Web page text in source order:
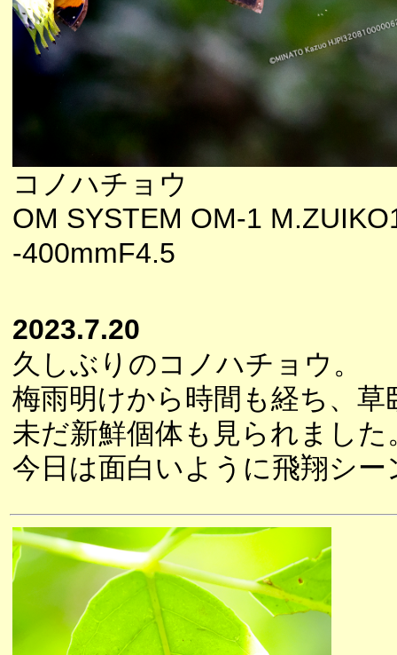
コノハチョウ
OM SYSTEM OM-1
-400mmF4.5
2023.7.20
久しぶりのコノハチョウ。
梅雨明けから時間も経ち、
未だ新鮮個体も見られました
今日は面白いように飛翔シ